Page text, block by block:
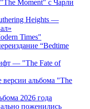
Moment" с Чарли
Heights —
Times"
“Bedtime
— "The Fate of
альбома "The
2026 года
поженились